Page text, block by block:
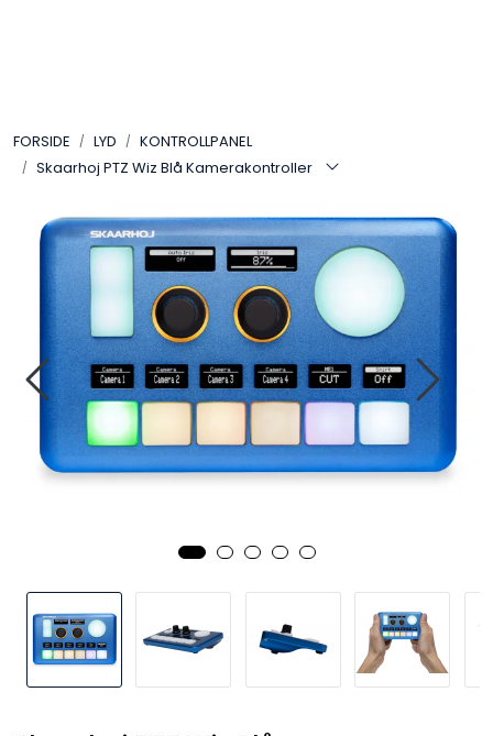
FORSIDE LYD
KONTROLLPANEL
Skaarhoj PTZ Wiz Blå Kamerakontroller
LYD
TILBEHØR
VAREMERKER
AKTUELT
BRUKT